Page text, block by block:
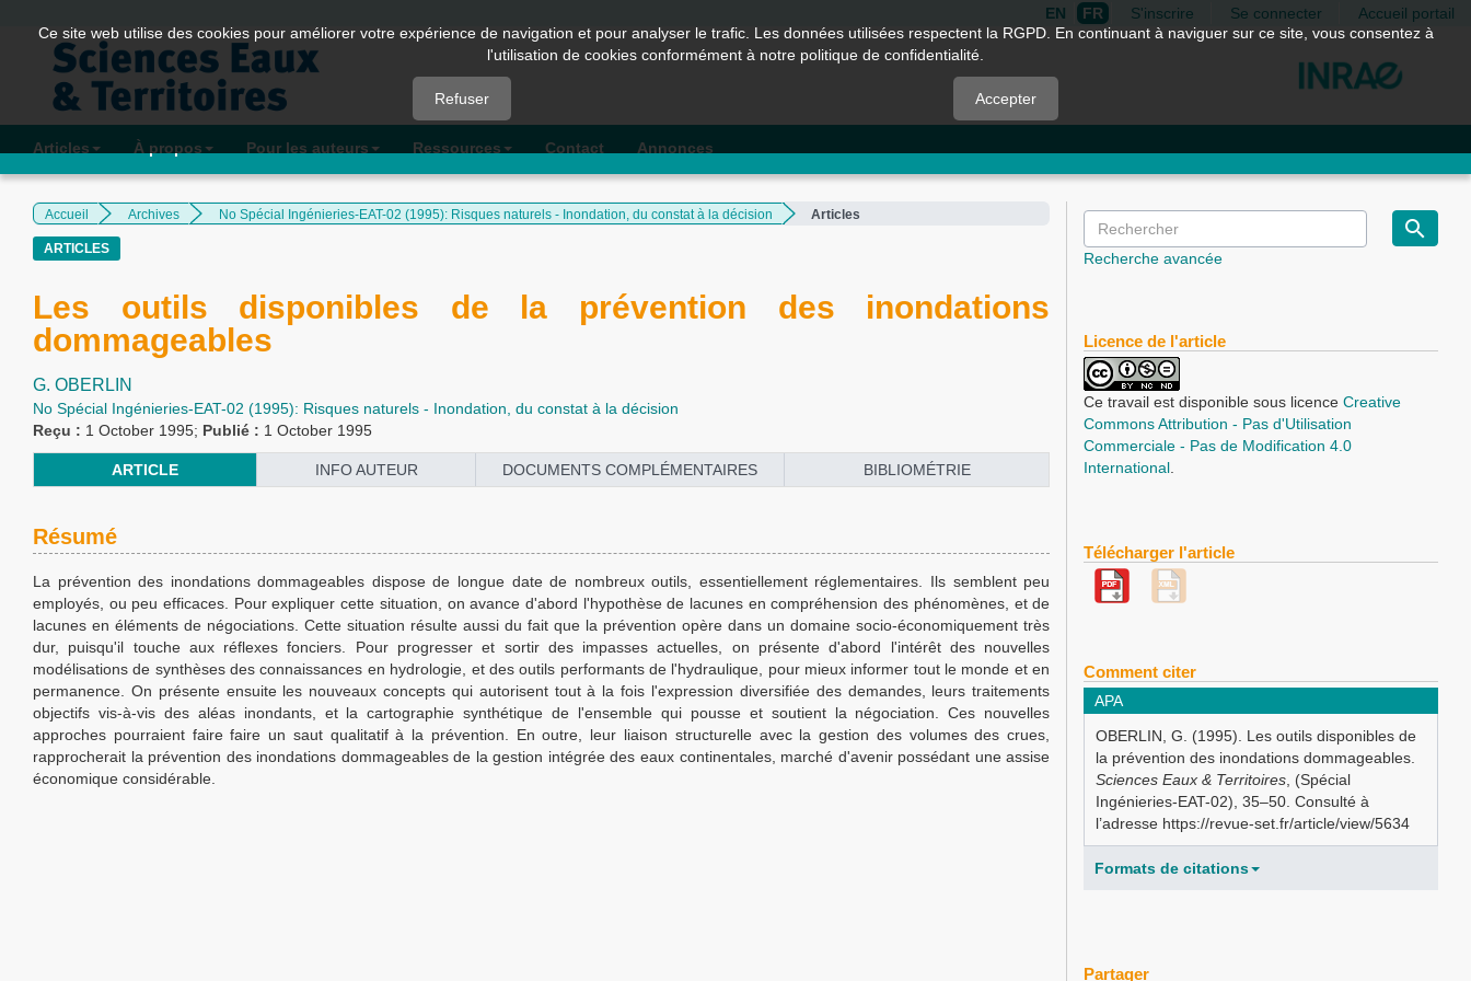
Quick
jump
page
content
Navigation
Main
Content
EN FR S'inscrire Se connecter Accueil portail
Articles À propos Pour les auteurs Ressources Contact Annonces
Accueil Archives No Spécial Ingénieries-EAT-02 (1995): Risques naturels - Inondation, du constat à la décision Articles
ARTICLES
Les outils disponibles de la prévention des inondations
dommageables
G. OBERLIN
No Spécial Ingénieries-EAT-02 (1995): Risques naturels - Inondation, du constat à la décision
Reçu : 1 October 1995; Publié : 1 October 1995
ARTICLE INFO AUTEUR DOCUMENTS COMPLÉMENTAIRES BIBLIOMÉTRIE
Résumé
La prévention des inondations dommageables dispose de longue date de nombreux outils, essentiellement réglementaires. Ils semblent peu
employés, ou peu efficaces. Pour expliquer cette situation, on avance d'abord l'hypothèse de lacunes en compréhension des phénomènes, et de
lacunes en éléments de négociations. Cette situation résulte aussi du fait que la prévention opère dans un domaine socio-économiquement très
dur, puisqu'il touche aux réflexes fonciers. Pour progresser et sortir des impasses actuelles, on présente d'abord l'intérêt des nouvelles
modélisations de synthèses des connaissances en hydrologie, et des outils performants de l'hydraulique, pour mieux informer tout le monde et en
permanence. On présente ensuite les nouveaux concepts qui autorisent tout à la fois l'expression diversifiée des demandes, leurs traitements
objectifs vis-à-vis des aléas inondants, et la cartographie synthétique de l'ensemble qui pousse et soutient la négociation. Ces nouvelles
approches pourraient faire faire un saut qualitatif à la prévention. En outre, leur liaison structurelle avec la gestion des volumes des crues,
rapprocherait la prévention des inondations dommageables de la gestion intégrée des eaux continentales, marché d'avenir possédant une assise
économique considérable.
Recherche avancée
Licence de l'article
Ce travail est disponible sous licenceCreative
Commons Attribution - Pas d'Utilisation
Commerciale - Pas de Modification 4.0
International
Télécharger l'article
Comment citer
APA
OBERLIN, G. (1995). Les outils disponibles de
la prévention des inondations dommageables.
Sciences Eaux & Territoires , (Spécial
Ingénieries-EAT-02), 35–50. Consulté à
l’adresse https://revue-set.fr/article/view/5634
Formats de citations
Partager
Ce site web utilise des cookies pour améliorer votre expérience de navigation et pour analyser le trafic. Les données utilisées respectent la RGPD. En continuant à naviguer sur ce site, vous consentez à
l'utilisation de cookies conformément à notre politique de confidentialité.
Refuser Accepter